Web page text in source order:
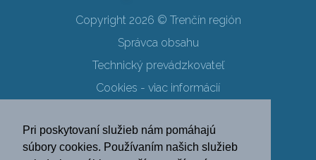
Pri poskytovaní služieb nám pomáhajú
súbory cookies. Používaním našich služieb
Copyright 2026 © Trenčín región
Správca obsahu
Technický prevádzkovateľ
Cookies - viac informácií
Ochrana osobných údajov